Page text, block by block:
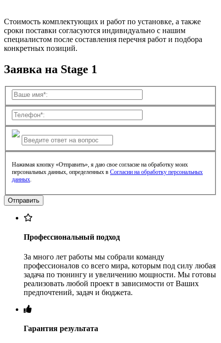
Стоимость комплектующих и работ по установке, а также
сроки поставки согласуются индивидуально с нашим
специалистом после составления перечня работ и подбора
конкретных позиций.
Заявка на Stage 1
Нажимая кнопку «Отправить», я даю свое согласие на обработку моих
персональных данных, определенных в Согласии на обработку персональных
данных.
Профессиональный подход
За много лет работы мы собрали команду
профессионалов со всего мира, которым под силу любая
задача по тюнингу и увеличению мощности. Мы готовы
реализовать любой проект в зависимости от Ваших
предпочтений, задач и бюджета.
Гарантия результата